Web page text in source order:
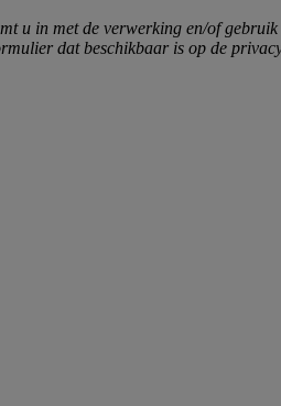
u in met de verwerking en/of
dat beschikbaar is op de